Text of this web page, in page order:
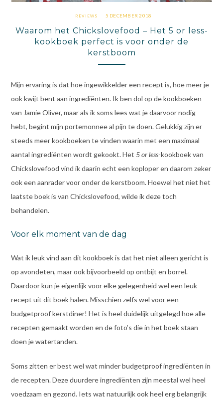
REVIEWS 5 DECEMBER 2018
Waarom het Chickslovefood – Het 5 or less-
kookboek perfect is voor onder de
kerstboom
Mijn ervaring is dat hoe ingewikkelder een recept is, hoe meer je
ook kwijt bent aan ingrediënten. Ik ben dol op de kookboeken
van Jamie Oliver, maar als ik soms lees wat je daarvoor nodig
hebt, begint mijn portemonnee al pijn te doen. Gelukkig zijn er
steeds meer kookboeken te vinden waarin met een maximaal
aantal ingrediënten wordt gekookt. Het 5 or less-kookboek van
Chickslovefood vind ik daarin echt een koploper en daarom zeker
ook een aanrader voor onder de kerstboom. Hoewel het niet het
laatste boek is van Chickslovefood, wilde ik deze toch
behandelen.
Voor elk moment van de dag
Wat ik leuk vind aan dit kookboek is dat het niet alleen gericht is
op avondeten, maar ook bijvoorbeeld op ontbijt en borrel.
Daardoor kun je eigenlijk voor elke gelegenheid wel een leuk
recept uit dit boek halen. Misschien zelfs wel voor een
budgetproof kerstdiner! Het is heel duidelijk uitgelegd hoe alle
recepten gemaakt worden en de foto’s die in het boek staan
doen je watertanden.
Soms zitten er best wel wat minder budgetproof ingrediënten in
de recepten. Deze duurdere ingrediënten zijn meestal wel heel
voedzaam en gezond. Iets wat natuurlijk ook heel erg belangrijk